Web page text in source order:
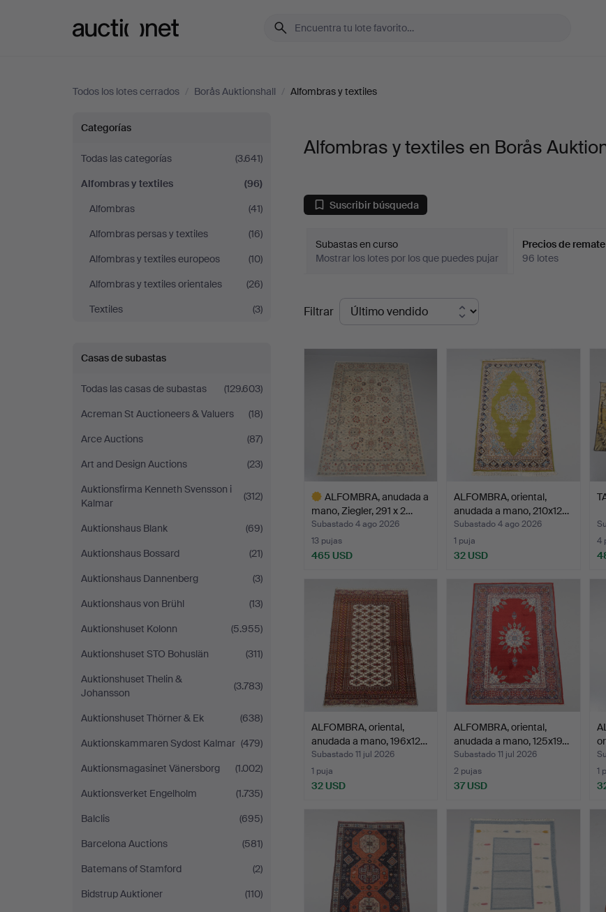
Todos los lotes cerrados / Borås Auktionshall / Alfombras y textiles
Alfombras
y
textiles
en
Borås
Auktionshall
Categorías
Todas las categorías
(3.641)
Alfombras y textiles
(96)
Alfombras
(41)
Alfombras persas y textiles
(16)
Alfombras y textiles europeos
(10)
Alfombras y textiles orientales
(26)
Textiles
(3)
Casas de subastas
Todas las casas de subastas
(129.603)
Acreman St Auctioneers & Valuers
(18)
Arce Auctions
(87)
Art and Design Auctions
(23)
Auktionsfirma Kenneth Svensson i
Kalmar
(312)
Auktionshaus Blank
(69)
Auktionshaus Bossard
(21)
Auktionshaus Dannenberg
(3)
Auktionshaus von Brühl
(13)
Auktionshuset Kolonn
(5.955)
Auktionshuset STO Bohuslän
(311)
Auktionshuset Thelin &
Johansson
(3.783)
Auktionshuset Thörner & Ek
(638)
Auktionskammaren Sydost Kalmar (479)
Auktionsmagasinet Vänersborg
(1.002)
Auktionsverket Engelholm
(1.735)
Balclis
(695)
Barcelona Auctions
(581)
Batemans of Stamford
(2)
Bidstrup Auktioner
(110)
Alfombras y textiles en Borås
Suscribir búsqueda
Subastas en curso
Mostrar los lotes por los que puedes pujar
Precios de remate
96 lotes
Precios
de
remate
Filtrar
ALFOMBRA, anudada a
mano, Ziegler, 291 x 2…
Subastado 4 ago 2026
13 pujas
465 USD
seleccionado
ALFOMBRA, oriental,
anudada a mano, 210x12…
Subastado 4 ago 2026
1 puja
32 USD
4
ALFOMBRA, oriental,
anudada a mano, 196x12…
Subastado 11 jul 2026
1 puja
32 USD
ALFOMBRA, oriental,
anudada a mano, 125x19…
Subastado 11 jul 2026
2 pujas
37 USD
1